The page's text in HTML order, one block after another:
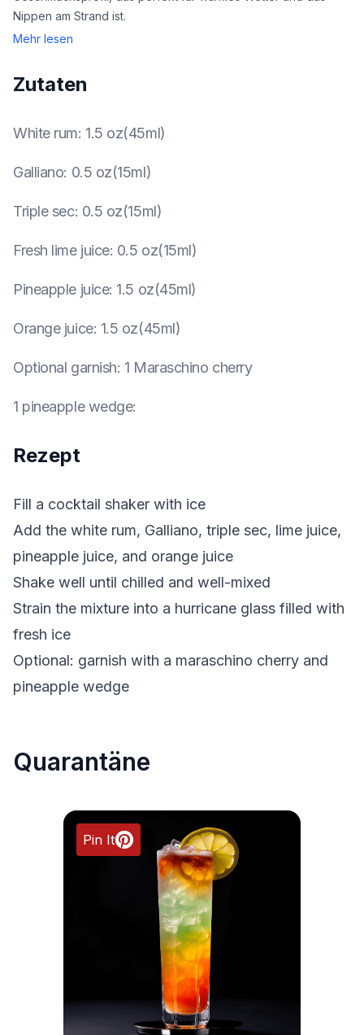
Nippen am Strand ist.
Mehr lesen
Zutaten
White rum: 1.5 oz(45ml)
Galliano: 0.5 oz(15ml)
Triple sec: 0.5 oz(15ml)
Fresh lime juice: 0.5 oz(15ml)
Pineapple juice: 1.5 oz(45ml)
Orange juice: 1.5 oz(45ml)
Optional garnish: 1 Maraschino cherry
1 pineapple wedge:
Rezept
Fill a cocktail shaker with ice
Add the white rum, Galliano, triple sec, lime juice,
pineapple juice, and orange juice
Shake well until chilled and well-mixed
Strain the mixture into a hurricane glass filled with
fresh ice
Optional: garnish with a maraschino cherry and
pineapple wedge
Quarantäne
Pin It